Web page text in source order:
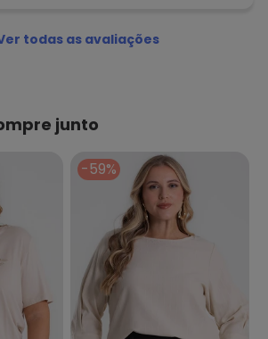
todas as avaliações
junto
-59%